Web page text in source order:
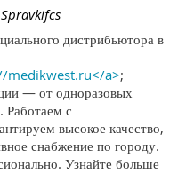
дистрибьютора в
medikwest.ru</a>;
— от одноразовых
Работаем с
высокое качество,
снабжение по городу.
Узнайте больше